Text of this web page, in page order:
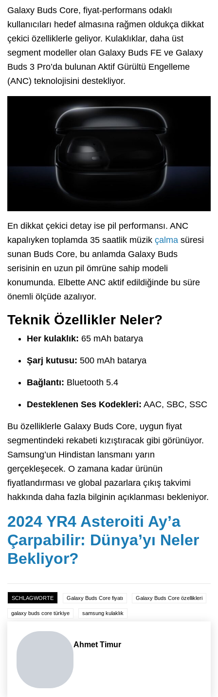
Galaxy Buds Core, fiyat-performans odaklı
kullanıcıları hedef almasına rağmen oldukça dikkat
çekici özelliklerle geliyor. Kulaklıklar, daha üst
segment modeller olan Galaxy Buds FE ve Galaxy
Buds 3 Pro’da bulunan Aktif Gürültü Engelleme
(ANC) teknolojisini destekliyor.
En dikkat çekici detay ise pil performansı. ANC
kapalıyken toplamda 35 saatlik müzik çalma süresi
sunan Buds Core, bu anlamda Galaxy Buds
serisinin en uzun pil ömrüne sahip modeli
konumunda. Elbette ANC aktif edildiğinde bu süre
önemli ölçüde azalıyor.
Teknik Özellikler Neler?
Her kulaklık: 65 mAh batarya
Şarj kutusu: 500 mAh batarya
Bağlantı: Bluetooth 5.4
Desteklenen Ses Kodekleri: AAC, SBC, SSC
Bu özelliklerle Galaxy Buds Core, uygun fiyat
segmentindeki rekabeti kızıştıracak gibi görünüyor.
Samsung’un Hindistan lansmanı yarın
gerçekleşecek. O zamana kadar ürünün
fiyatlandırması ve global pazarlara çıkış takvimi
hakkında daha fazla bilginin açıklanması bekleniyor.
2024 YR4 Asteroiti Ay’a
Çarpabilir: Dünya’yı Neler
Bekliyor?
SCHLAGWORTE Galaxy Buds Core fiyatı Galaxy Buds Core özellikleri
galaxy buds core türkiye samsung kulaklık
Ahmet Timur